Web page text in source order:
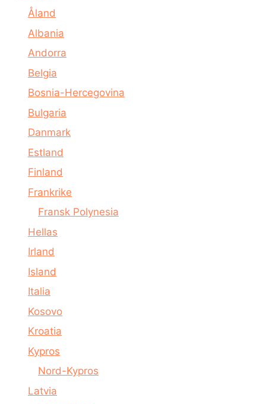
Åland
Albania
Andorra
Belgia
Bosnia-Hercegovina
Bulgaria
Danmark
Estland
Finland
Frankrike
Fransk Polynesia
Hellas
Irland
Island
Italia
Kosovo
Kroatia
Kypros
Nord-Kypros
Latvia